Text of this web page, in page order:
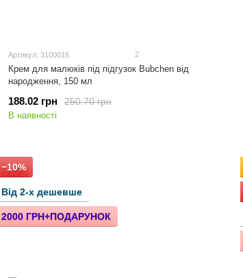
Артикул: 3100016 2
Крем для малюків під підгузок Bubchen від
народження, 150 мл
250.70 грн
188.02 грн
В наявності
−10%
Від 2-х дешевше
2000 ГРН+ПОДАРУНОК